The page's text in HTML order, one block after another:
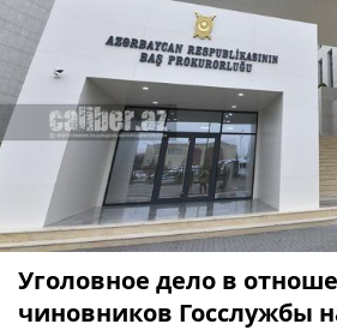
Уголовное дело в
чиновников Госслужбы